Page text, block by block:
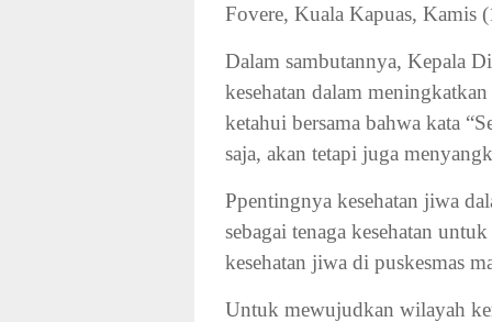
Fovere, Kuala Kapuas, Kamis
Dalam sambutannya, Kepala
kesehatan dalam
ketahui bersama bahwa kata
saja, akan tetapi juga
Ppentingnya kesehatan jiwa
sebagai tenaga kesehatan
kesehatan jiwa di puskesmas
Untuk mewujudkan wilayah